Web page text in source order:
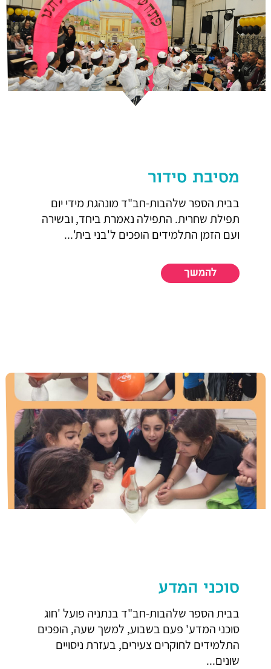
מסיבת סידור
בבית הספר שלהבות-חב"ד מונהגת מידי יום
תפילת שחרית. התפילה נאמרת ביחד, ובשירה
ועם הזמן התלמידים הופכים ל'בני בית'...
להמשך
סוכני המדע
בבית הספר שלהבות-חב"ד בנתניה פועל 'חוג
סוכני המדע' פעם בשבוע, למשך שעה, הופכים
התלמידים לחוקרים צעירים, בעזרת ניסויים
שונים...